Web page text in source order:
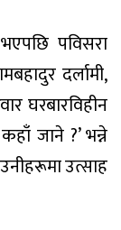
पविसरा
दर्लामी,
घरबारविहीन
जाने ?’ भन्ने
उत्साह